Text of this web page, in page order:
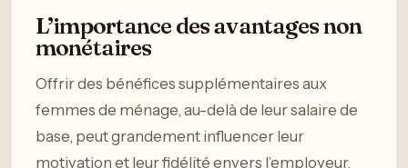
L’importance des avantages non
monétaires
Offrir des bénéfices supplémentaires aux
femmes de ménage, au-delà de leur salaire de
base, peut grandement influencer leur
motivation et leur fidélité envers l’employeur.